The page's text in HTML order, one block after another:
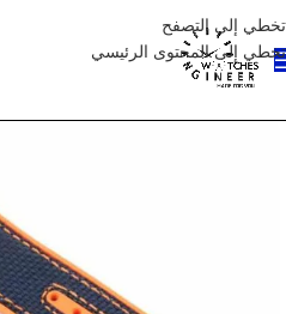
تخطي إلى التصفح
تخطي إلى المحتوى الرئيسي